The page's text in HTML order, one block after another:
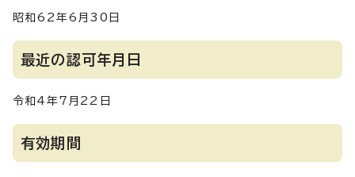
昭和62年6月30日
最近の認可年月日
令和4年7月22日
有効期間